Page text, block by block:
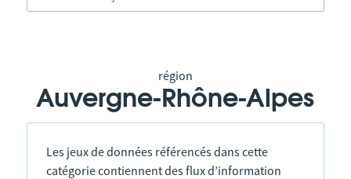
région
Auvergne-Rhône-Alpes
Les jeux de données référencés dans cette
catégorie contiennent des flux d’information